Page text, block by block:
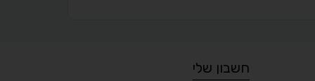
חשבון שלי